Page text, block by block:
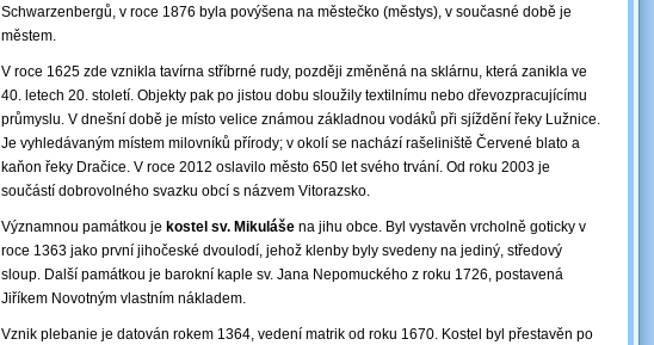
Schwarzenbergů, v roce 1876 byla povýšena na městečko (městys), v současné době je
městem.
V roce 1625 zde vznikla tavírna stříbrné rudy, později změněná na sklárnu, která zanikla ve
40. letech 20. století. Objekty pak po jistou dobu sloužily textilnímu nebo dřevozpracujícímu
průmyslu. V dnešní době je místo velice známou základnou vodáků při sjíždění řeky Lužnice.
Je vyhledávaným místem milovníků přírody; v okolí se nachází rašeliniště Červené blato a
kaňon řeky Dračice. V roce 2012 oslavilo město 650 let svého trvání. Od roku 2003 je
součástí dobrovolného svazku obcí s názvem Vitorazsko.
Významnou památkou je kostel sv. Mikuláše na jihu obce. Byl vystavěn vrcholně goticky v
roce 1363 jako první jihočeské dvoulodí, jehož klenby byly svedeny na jediný, středový
sloup. Další památkou je barokní kaple sv. Jana Nepomuckého z roku 1726, postavená
Jiříkem Novotným vlastním nákladem.
Vznik plebanie je datován rokem 1364, vedení matrik od roku 1670. Kostel byl přestavěn po